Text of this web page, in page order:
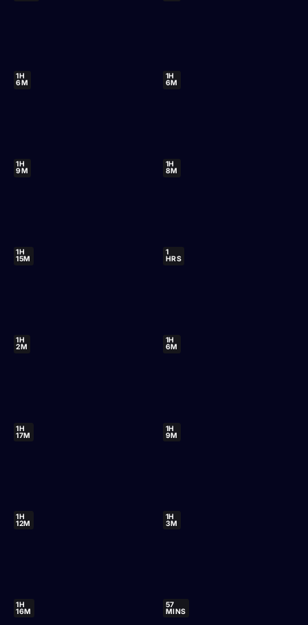
1H
6M
1H
6M
1H
9M
1H
8M
1H
15M
1
HRS
1H
2M
1H
6M
1H
17M
1H
9M
1H
12M
1H
3M
1H
16M
57
MINS